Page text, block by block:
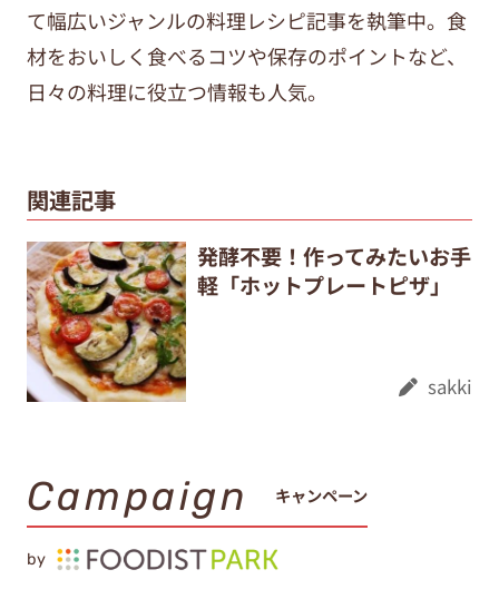
て幅広いジャンルの料理レシピ記事を執筆中。食
材をおいしく食べるコツや保存のポイントなど、
日々の料理に役立つ情報も人気。
関連記事
発酵不要！作ってみたいお手
軽「ホットプレートピザ」
sakki
Campaign キャンペーン
by